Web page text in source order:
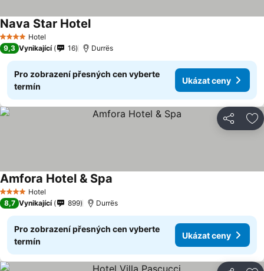
4 Počet hvězdiček
Hotel
Nava Star Hotel
9,3 Vynikající 16 Durrës
Pro zobrazení přesných cen vyberte
termín
Ukázat ceny
Sdílet
4 Počet hvězdiček
Hotel
Amfora Hotel & Spa
8,7 Vynikající 899 Durrës
Pro zobrazení přesných cen vyberte
termín
Ukázat ceny